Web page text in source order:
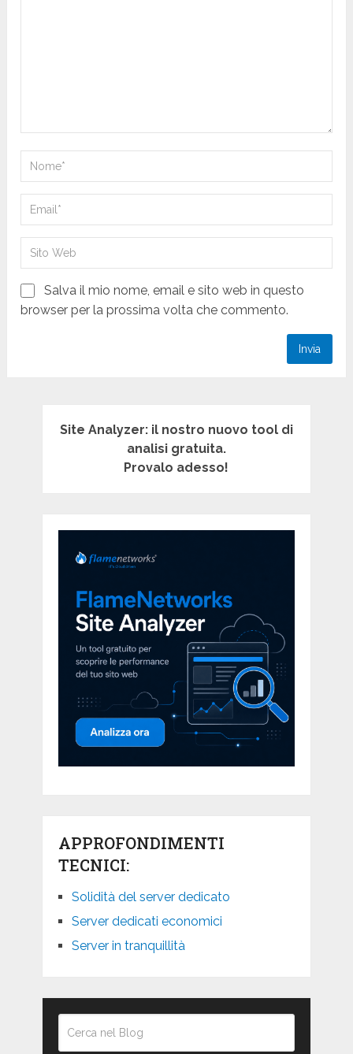
Salva il mio nome, email e sito web in questo
browser per la prossima volta che commento.
Site Analyzer: il nostro nuovo tool di
analisi gratuita.
Provalo adesso!
APPROFONDIMENTI
TECNICI:
Solidità del server dedicato
Server dedicati economici
Server in tranquillità